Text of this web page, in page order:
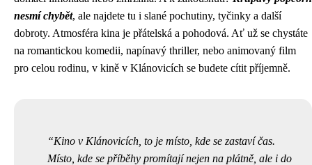
nesmí chybět, ale najdete tu i slané pochutiny, tyčinky a další
dobroty. Atmosféra kina je přátelská a pohodová. Ať už se chystáte
na romantickou komedii, napínavý thriller, nebo animovaný film
pro celou rodinu, v kině v Klánovicích se budete cítit příjemně.
Kino v Klánovicích, to je místo, kde se zastaví čas.
Místo, kde se příběhy promítají nejen na plátně, ale i do